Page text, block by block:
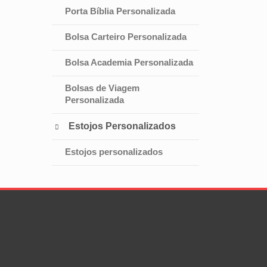
Porta Bíblia Personalizada
Bolsa Carteiro Personalizada
Bolsa Academia Personalizada
Bolsas de Viagem
Personalizada
 Estojos Personalizados
Estojos personalizados